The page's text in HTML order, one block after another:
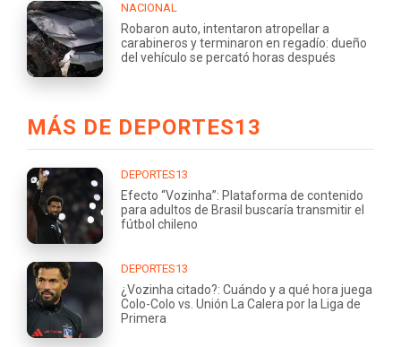
NACIONAL
Robaron auto, intentaron atropellar a
carabineros y terminaron en regadío: dueño
del vehículo se percató horas después
MÁS DE DEPORTES13
DEPORTES13
Efecto “Vozinha”: Plataforma de contenido
para adultos de Brasil buscaría transmitir el
fútbol chileno
DEPORTES13
¿Vozinha citado?: Cuándo y a qué hora juega
Colo-Colo vs. Unión La Calera por la Liga de
Primera